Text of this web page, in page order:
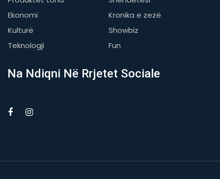
Ekonomi
Kronika e zezë
Kulturë
Showbiz
Teknologji
Fun
Na Ndiqni Në Rrjetet Sociale